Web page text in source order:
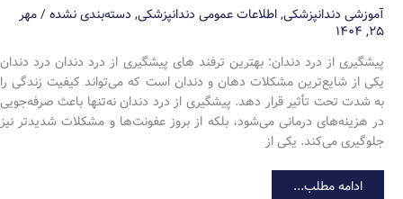
آموزشی دندانپزشکی,اطلاعات عمومی دندانپزشکی, دسته‌بندی نشده/مهر
۲۵, ۱۴۰۴
پیشگیری از درد دندان: بهترین ترفند های پیشگیری از درد دندان درد دندان
یکی از شایع‌ترین مشکلات دهان و دندان است که می‌تواند کیفیت زندگی را
به شدت تحت تأثیر قرار دهد. پیشگیری از درد دندان نه‌تنها باعث صرفه‌جویی
در هزینه‌های درمانی می‌شود، بلکه از بروز عفونت‌ها و مشکلات شدیدتر نیز
جلوگیری می‌کند. یکی از
پیشگیری
ادامه مطلب...